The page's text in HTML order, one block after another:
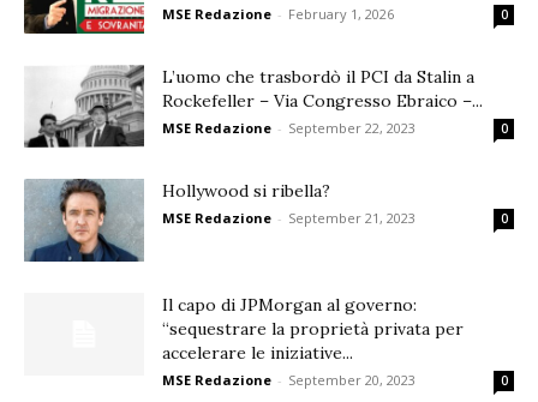
MSE Redazione - February 1, 2026 0
L’uomo che trasbordò il PCI da Stalin a
Rockefeller – Via Congresso Ebraico –...
MSE Redazione - September 22, 2023 0
Hollywood si ribella?
MSE Redazione - September 21, 2023 0
Il capo di JPMorgan al governo:
“sequestrare la proprietà privata per
accelerare le iniziative...
MSE Redazione - September 20, 2023 0